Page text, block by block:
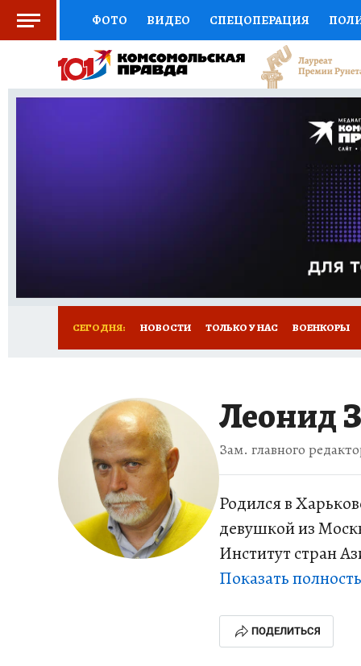
ФОТО ВИДЕО СПЕЦОПЕРАЦИЯ
СОЦПОДДЕРЖКА НАУКА СПОРТ
ВЫБОР ЭКСПЕРТОВ ДОКТОР
ПРОГНОЗЫ НА СПОРТ
НОВОЕ
СЕГОДНЯ: НОВОСТИ ТОЛЬКО У НАС ВОЕНКОРЫ
Леонид
Зам. главного
Родился в
девушкой из
Институт стран
умудрился
"Умеренность
сохранение
Показать
ПОДЕЛИТЬСЯ